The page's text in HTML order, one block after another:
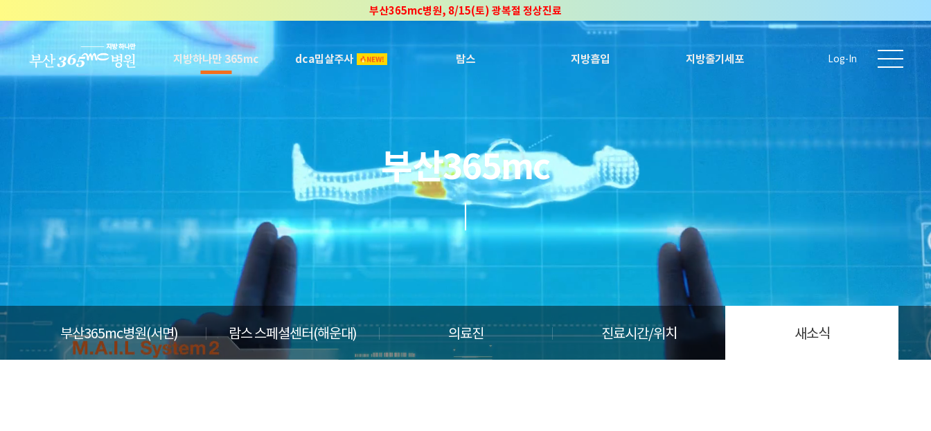
부산365mc병원, 8/15(토) 광복절 정상진료
2025 "부산365mc 보건복지부 장관상" 수상!
지방하나만 365mc dca밉살주사 람스 지방흡입 지방줄기세포 Log-In
부산365mc
부산365mc병원(서면) 람스 스페셜센터(해운대) 의료진 진료시간/위치 새소식